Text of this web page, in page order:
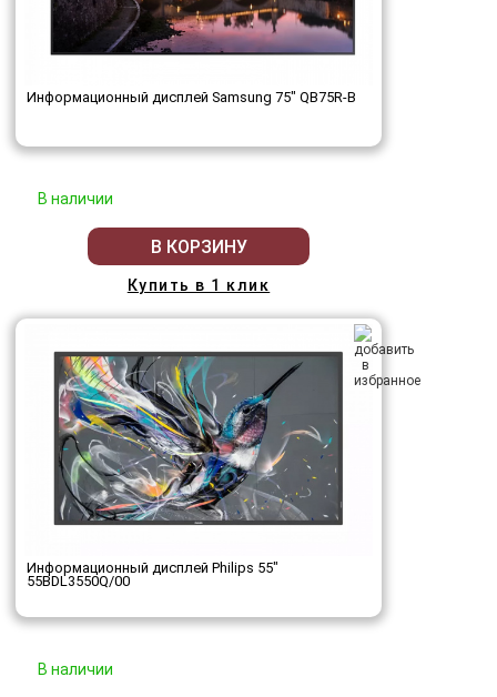
Информационный дисплей Samsung 75" QB75R-B
В наличии
В КОРЗИНУ
Купить в 1 клик
Информационный дисплей Philips 55"
55BDL3550Q/00
В наличии